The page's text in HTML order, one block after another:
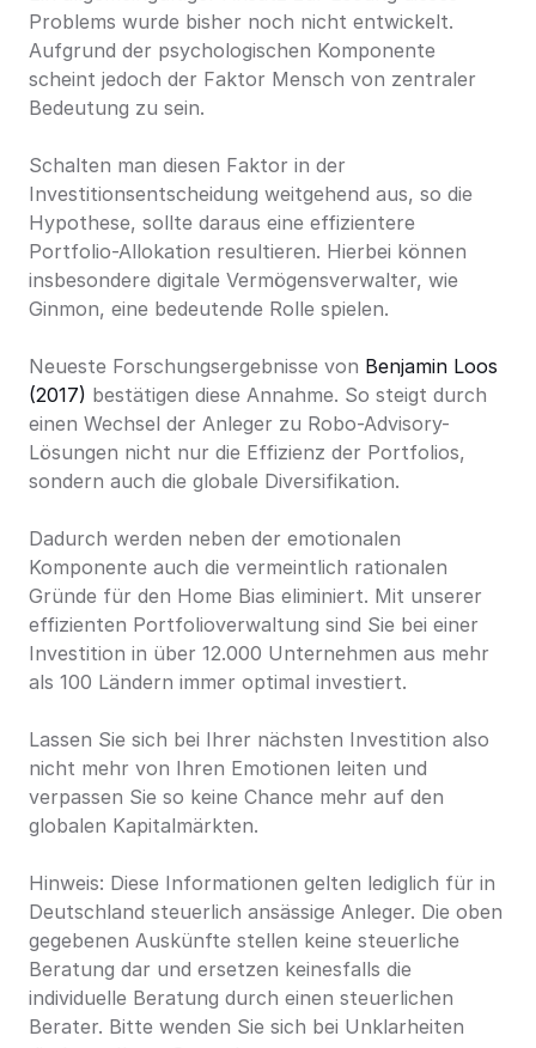
Problems wurde bisher noch nicht entwickelt.
Aufgrund der psychologischen Komponente
scheint jedoch der Faktor Mensch von zentraler
Bedeutung zu sein.
Schalten man diesen Faktor in der
Investitionsentscheidung weitgehend aus, so die
Hypothese, sollte daraus eine effizientere
Portfolio-Allokation resultieren. Hierbei können
insbesondere digitale Vermögensverwalter, wie
Ginmon, eine bedeutende Rolle spielen.
Neueste Forschungsergebnisse von Benjamin Loos
(2017) bestätigen diese Annahme. So steigt durch
einen Wechsel der Anleger zu Robo-Advisory-
Lösungen nicht nur die Effizienz der Portfolios,
sondern auch die globale Diversifikation.
Dadurch werden neben der emotionalen
Komponente auch die vermeintlich rationalen
Gründe für den Home Bias eliminiert. Mit unserer
effizienten Portfolioverwaltung sind Sie bei einer
Investition in über 12.000 Unternehmen aus mehr
als 100 Ländern immer optimal investiert.
Lassen Sie sich bei Ihrer nächsten Investition also
nicht mehr von Ihren Emotionen leiten und
verpassen Sie so keine Chance mehr auf den
globalen Kapitalmärkten.
Hinweis: Diese Informationen gelten lediglich für in
Deutschland steuerlich ansässige Anleger. Die oben
gegebenen Auskünfte stellen keine steuerliche
Beratung dar und ersetzen keinesfalls die
individuelle Beratung durch einen steuerlichen
Berater. Bitte wenden Sie sich bei Unklarheiten